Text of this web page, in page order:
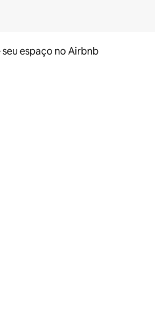
espaço no Airbnb